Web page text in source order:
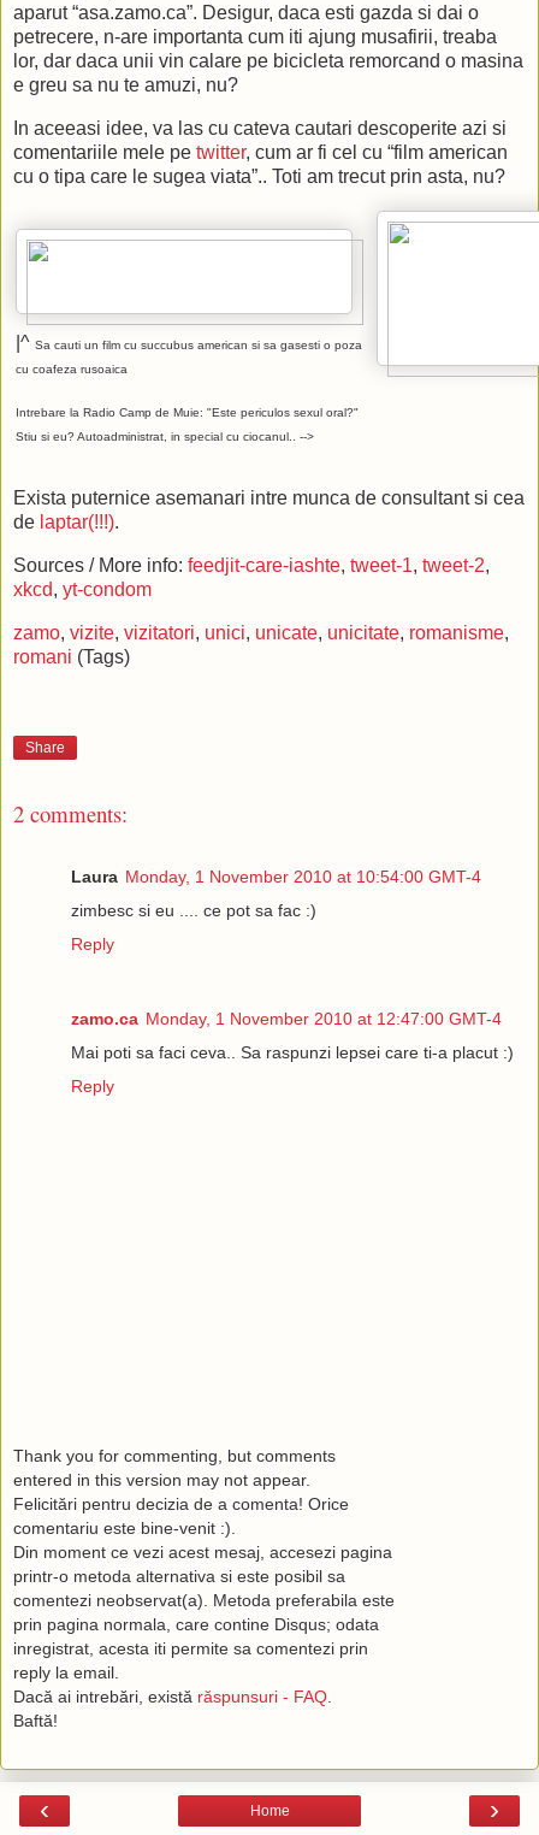
aparut “asa.zamo.ca”. Desigur, daca esti gazda si dai o
petrecere, n-are importanta cum iti ajung musafirii, treaba
lor, dar daca unii vin calare pe bicicleta remorcand o masina
e greu sa nu te amuzi, nu?
In aceeasi idee, va las cu cateva cautari descoperite azi si
comentariile mele pe twitter, cum ar fi cel cu “film american
cu o tipa care le sugea viata”.. Toti am trecut prin asta, nu?
|^ Sa cauti un film cu succubus american si sa gasesti o poza
cu coafeza rusoaica
Intrebare la Radio Camp de Muie: "Este periculos sexul oral?"
Stiu si eu? Autoadministrat, in special cu ciocanul.. -->
Exista puternice asemanari intre munca de consultant si cea
de laptar(!!!).
Sources / More info: feedjit-care-iashte, tweet-1, tweet-2,
xkcd, yt-condom
zamo, vizite, vizitatori, unici, unicate, unicitate, romanisme,
romani (Tags)
Share
2 comments:
Laura Monday, 1 November 2010 at 10:54:00 GMT-4
zimbesc si eu .... ce pot sa fac :)
Reply
zamo.ca Monday, 1 November 2010 at 12:47:00 GMT-4
Mai poti sa faci ceva.. Sa raspunzi lepsei care ti-a placut :)
Reply
Thank you for commenting, but comments
entered in this version may not appear.
Felicitări pentru decizia de a comenta! Orice
comentariu este bine-venit :).
Din moment ce vezi acest mesaj, accesezi pagina
printr-o metoda alternativa si este posibil sa
comentezi neobservat(a). Metoda preferabila este
prin pagina normala, care contine Disqus; odata
inregistrat, acesta iti permite sa comentezi prin
reply la email.
Dacă ai intrebări, există răspunsuri - FAQ.
Baftă!
‹ ›
Home